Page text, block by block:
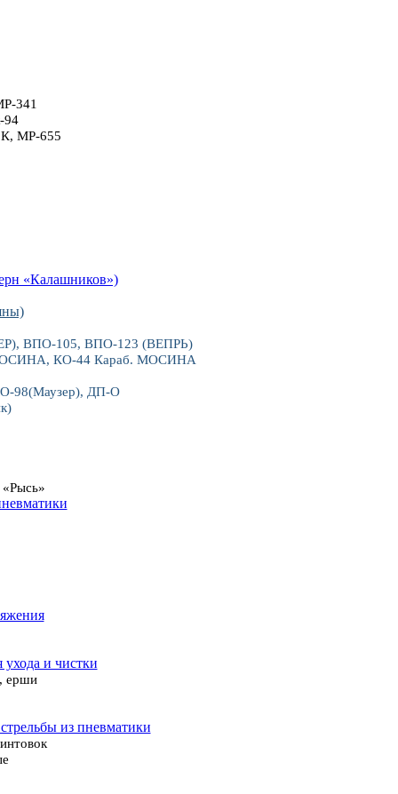
341
94
МР-655
«Калашников»)
ВПО-105, ВПО-123 (ВЕПРЬ)
КО-44 Караб. МОСИНА
98(Маузер), ДП-О
ухода и чистки
ерши
из пневматики